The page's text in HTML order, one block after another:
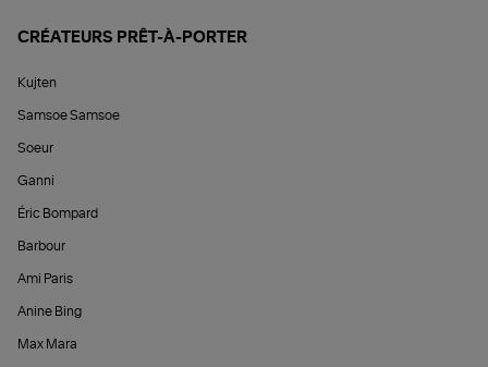
CRÉATEURS PRÊT-À-PORTER
Kujten
Samsoe Samsoe
Soeur
Ganni
Éric Bompard
Barbour
Ami Paris
Anine Bing
Max Mara